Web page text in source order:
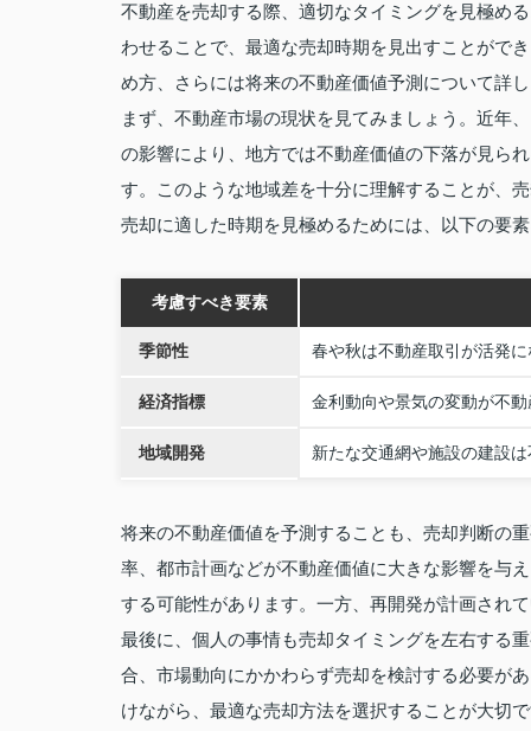
不動産を売却する際、適切なタイミングを見極め
わせることで、最適な売却時期を見出すことがで
め方、さらには将来の不動産価値予測について詳し
まず、不動産市場の現状を見てみましょう。近年
の影響により、地方では不動産価値の下落が見ら
す。このような地域差を十分に理解することが、
売却に適した時期を見極めるためには、以下の要
考慮すべき要素
季節性 春や秋は不動産取引が活発
経済指標 金利動向や景気の変動が不
地域開発 新たな交通網や施設の建設
将来の不動産価値を予測することも、売却判断の
率、都市計画などが不動産価値に大きな影響を与
する可能性があります。一方、再開発が計画され
最後に、個人の事情も売却タイミングを左右する
合、市場動向にかかわらず売却を検討する必要が
けながら、最適な売却方法を選択することが大切で